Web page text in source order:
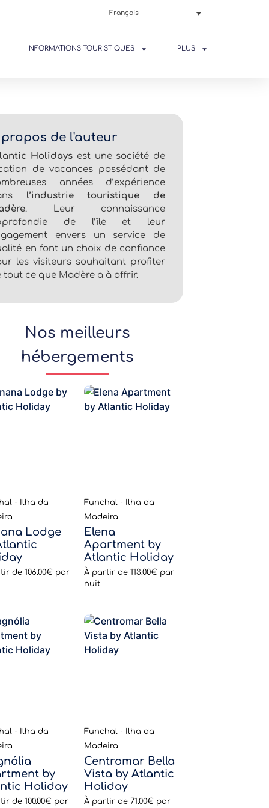
Français
INFORMATIONS TOURISTIQUES PLUS
propos de l'auteur
Holidays est une société de
de vacances possédant de
années d’expérience
l’industrie touristique de
. Leur connaissance
de l’île et leur
envers un service de
en font un choix de confiance
les visiteurs souhaitant profiter
tout ce que Madère a à offrir.
Nos meilleurs
hébergements
- Ilha da
Lodge
de106.00€ par
Funchal - Ilha da
Madeira
Elena
Apartment by
Atlantic Holiday
À partir de113.00€ par
nuit
- Ilha da
by
Holiday
de100.00€ par
Funchal - Ilha da
Madeira
Centromar Bella
Vista by Atlantic
Holiday
À partir de71.00€ par